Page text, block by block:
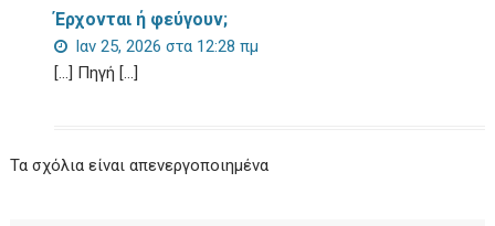
Έρχονται ή φεύγουν;
Ιαν 25, 2026 στα 12:28 πμ
[…] Πηγή […]
Τα σχόλια είναι απενεργοποιημένα